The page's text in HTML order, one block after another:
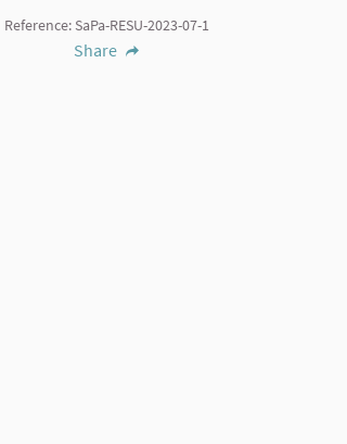
Reference: SaPa-RESU-2023-07-1
Share